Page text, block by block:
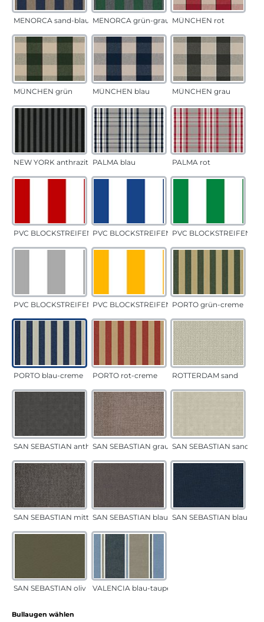
MENORCA sand-blau MENORCA grün-grau MÜNCHEN rot
MÜNCHEN grün MÜNCHEN blau MÜNCHEN grau
NEW YORK anthrazit PALMA blau PALMA rot
PVC BLOCKSTREIFEN rotPVC BLOCKSTREIFEN blauPVC BLOCKSTREIFEN
PVC BLOCKSTREIFEN grauPVC BLOCKSTREIFEN gelbPORTO grün-creme
PORTO blau-creme PORTO rot-creme ROTTERDAM sand
SAN SEBASTIAN anthrazitSAN SEBASTIAN grau-sandSAN SEBASTIAN sand
SAN SEBASTIAN mittelgrauSAN SEBASTIAN blau-sandSAN SEBASTIAN blau
SAN SEBASTIAN oliv VALENCIA blau-taupe
Bullaugen wählen